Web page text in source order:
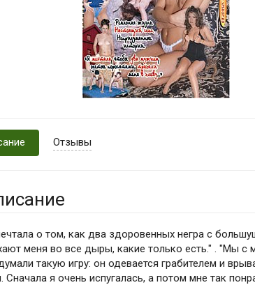
Отзывы
о том, как два здоровенных негра с
меня во все дыры, какие только есть." . "Мы с
такую игру: он одевается грабителем и
Сначала я очень испугалась, а потом мне так